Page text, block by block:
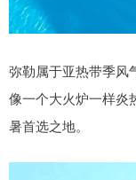
弥勒属于亚热带季风
像一个大火炉一样炎
暑首选之地。